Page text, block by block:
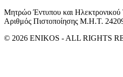
Μητρώο Έντυπου και Ηλεκτρονικού
Αριθμός Πιστοποίησης Μ.Η.Τ.
© 2026 ENIKOS - ALL RIGHTS